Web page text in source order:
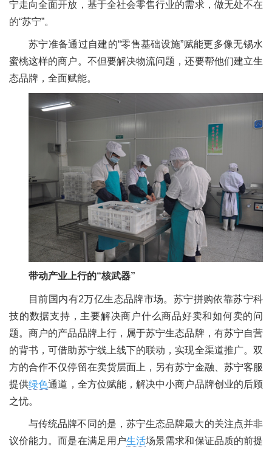
宁走向全面开放，基于全社会零售行业的需求，做无处不在
的“苏宁”。
苏宁准备通过自建的“零售基础设施”赋能更多像无锡水
蜜桃这样的商户。不但要解决物流问题，还要帮他们建立生
态品牌，全面赋能。
带动产业上行的“核武器”
目前国内有2万亿生态品牌市场。苏宁拼购依靠苏宁科
技的数据支持，主要解决商户什么商品好卖和如何卖的问
题。商户的产品品牌上行，属于苏宁生态品牌，有苏宁自营
的背书，可借助苏宁线上线下的联动，实现全渠道推广。双
方的合作不仅停留在卖货层面上，另有苏宁金融、苏宁客服
提供绿色通道，全方位赋能，解决中小商户品牌创业的后顾
之忧。
与传统品牌不同的是，苏宁生态品牌最大的关注点并非
议价能力。而是在满足用户生活场景需求和保证品质的前提